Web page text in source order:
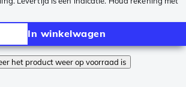
In winkelwagen
het product weer op voorraad is